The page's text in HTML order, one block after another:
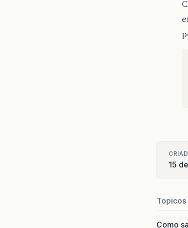
15
Como